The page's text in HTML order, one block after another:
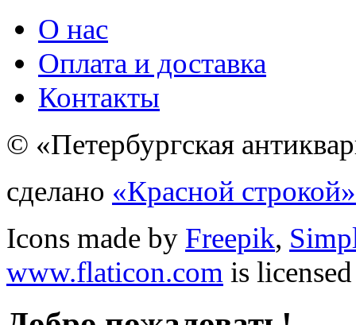
О нас
Оплата и доставка
Контакты
© «Петербургская
сделано «Красной строкой»
Icons made by Freepik,
www.flaticon.com is